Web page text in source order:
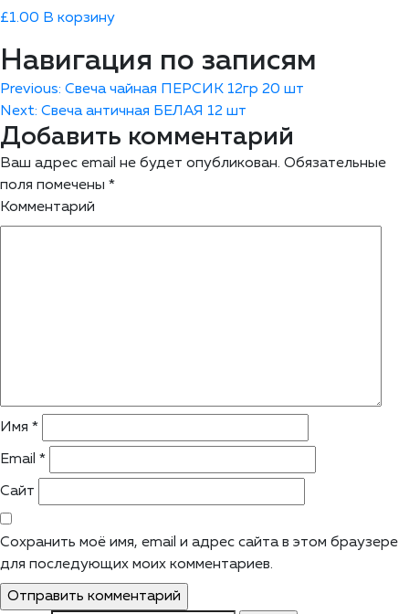
£1.00 В корзину
Навигация по записям
Previous: Свеча чайная ПЕРСИК 12гр 20 шт
Next: Свеча античная БЕЛАЯ 12 шт
Добавить комментарий
Ваш адрес email не будет опубликован. Обязательные
поля помечены *
Комментарий
Имя *
Email *
Сайт
Сохранить моё имя, email и адрес сайта в этом браузере
для последующих моих комментариев.